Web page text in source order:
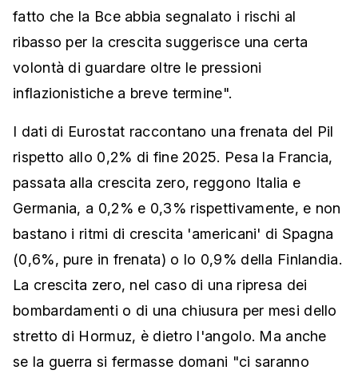
fatto che la Bce abbia segnalato i rischi al
ribasso per la crescita suggerisce una certa
volontà di guardare oltre le pressioni
inflazionistiche a breve termine".
I dati di Eurostat raccontano una frenata del Pil
rispetto allo 0,2% di fine 2025. Pesa la Francia,
passata alla crescita zero, reggono Italia e
Germania, a 0,2% e 0,3% rispettivamente, e non
bastano i ritmi di crescita 'americani' di Spagna
(0,6%, pure in frenata) o lo 0,9% della Finlandia.
La crescita zero, nel caso di una ripresa dei
bombardamenti o di una chiusura per mesi dello
stretto di Hormuz, è dietro l'angolo. Ma anche
se la guerra si fermasse domani "ci saranno